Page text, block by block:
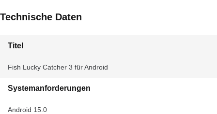
Technische Daten
Titel
Fish Lucky Catcher 3 für Android
Systemanforderungen
Android 15.0